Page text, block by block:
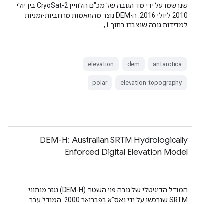
שנרשמו על ידי מד הגובה של מכ"ם הלוויין CryoSat-2 בין יולי
2010 ליולי 2016. ה-DEM נוצר מהתאמות מרחביות-זמניות
למדידות גובה שנצברו בתוך 1, …
antarctica
dem
elevation
elevation-topography
polar
‫DEM-H: Australian SRTM Hydrologically
Enforced Digital Elevation Model
המודל הדיגיטלי של גובה פני השטח (DEM-H) נגזר מנתוני
SRTM שנרכשו על ידי נאס"א בפברואר 2000. המודל עבר